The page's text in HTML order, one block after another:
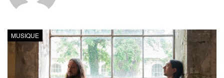
MUSIQUE